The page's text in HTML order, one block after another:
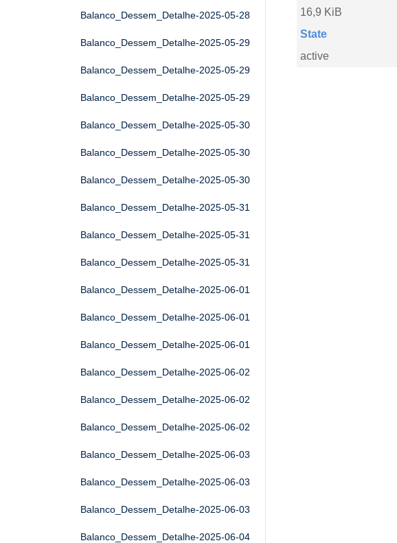
Balanco_Dessem_Detalhe-2025-05-28
Balanco_Dessem_Detalhe-2025-05-29
Balanco_Dessem_Detalhe-2025-05-29
Balanco_Dessem_Detalhe-2025-05-29
Balanco_Dessem_Detalhe-2025-05-30
Balanco_Dessem_Detalhe-2025-05-30
Balanco_Dessem_Detalhe-2025-05-30
Balanco_Dessem_Detalhe-2025-05-31
Balanco_Dessem_Detalhe-2025-05-31
Balanco_Dessem_Detalhe-2025-05-31
Balanco_Dessem_Detalhe-2025-06-01
Balanco_Dessem_Detalhe-2025-06-01
Balanco_Dessem_Detalhe-2025-06-01
Balanco_Dessem_Detalhe-2025-06-02
Balanco_Dessem_Detalhe-2025-06-02
Balanco_Dessem_Detalhe-2025-06-02
Balanco_Dessem_Detalhe-2025-06-03
Balanco_Dessem_Detalhe-2025-06-03
Balanco_Dessem_Detalhe-2025-06-03
Balanco_Dessem_Detalhe-2025-06-04
16,9 KiB
State
active